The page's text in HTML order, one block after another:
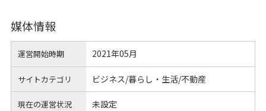
媒体情報
運営開始時期 2021年05月
サイトカテゴリ ビジネス/暮らし・生活/不動産
現在の運営状況 未設定